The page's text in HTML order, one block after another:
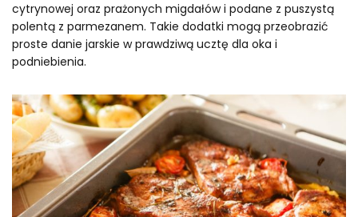
cytrynowej oraz prażonych migdałów i podane z puszystą
polentą z parmezanem. Takie dodatki mogą przeobrazić
proste danie jarskie w prawdziwą ucztę dla oka i
podniebienia.